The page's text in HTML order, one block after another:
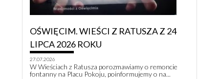
OŚWIĘCIM. WIEŚCI Z RATUSZA Z 24
LIPCA 2026 ROKU
27.07.2026
W Wieściach z Ratusza porozmawiamy o remoncie
fontanny na Placu Pokoju, poinformujemy o na...